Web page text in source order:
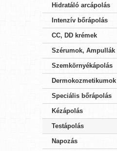
Hidratáló arcápolás
Intenzív bőrápolás
CC, DD krémek
Szérumok, Ampullák
Szemkörnyékápolás
Dermokozmetikumok
Speciális bőrápolás
Kézápolás
Testápolás
Napozás